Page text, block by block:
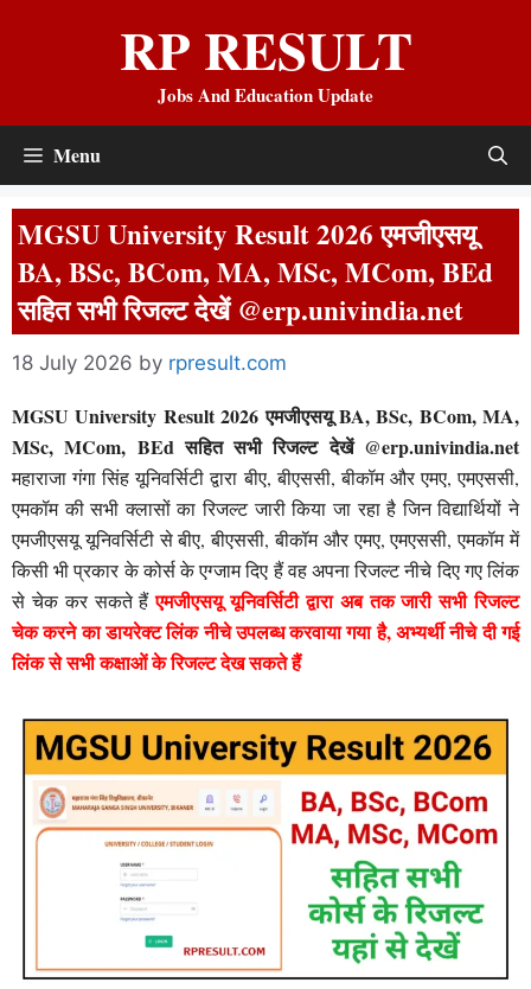
RP RESULT
Jobs And Education Update
Menu
MGSU University Result 2026 एमजीएसयू
BA, BSc, BCom, MA, MSc, MCom, BEd
सहित सभी रिजल्ट देखें @erp.univindia.net
18 July 2026 by rpresult.com
MGSU University Result 2026 एमजीएसयू BA, BSc, BCom, MA,
MSc, MCom, BEd सहित सभी रिजल्ट देखें@erp.univindia.net
महाराजा गंगा सिंह यूनिवर्सिटी द्वारा बीए, बीएससी, बीकॉम और एमए, एमएससी,
एमकॉम की सभी क्लासों का रिजल्ट जारी किया जा रहा है जिन विद्यार्थियों ने
एमजीएसयू यूनिवर्सिटी से बीए, बीएससी, बीकॉम और एमए, एमएससी, एमकॉम में
किसी भी प्रकार के कोर्स के एग्जाम दिए हैं वह अपना रिजल्ट नीचे दिए गए लिंक
से चेक कर सकते हैंएमजीएसयू यूनिवर्सिटी द्वारा अब तक जारी सभी रिजल्ट
चेक करने का डायरेक्ट लिंक नीचे उपलब्ध करवाया गया है, अभ्यर्थी नीचे दी गई
लिंक से सभी कक्षाओं के रिजल्ट देख सकते हैं